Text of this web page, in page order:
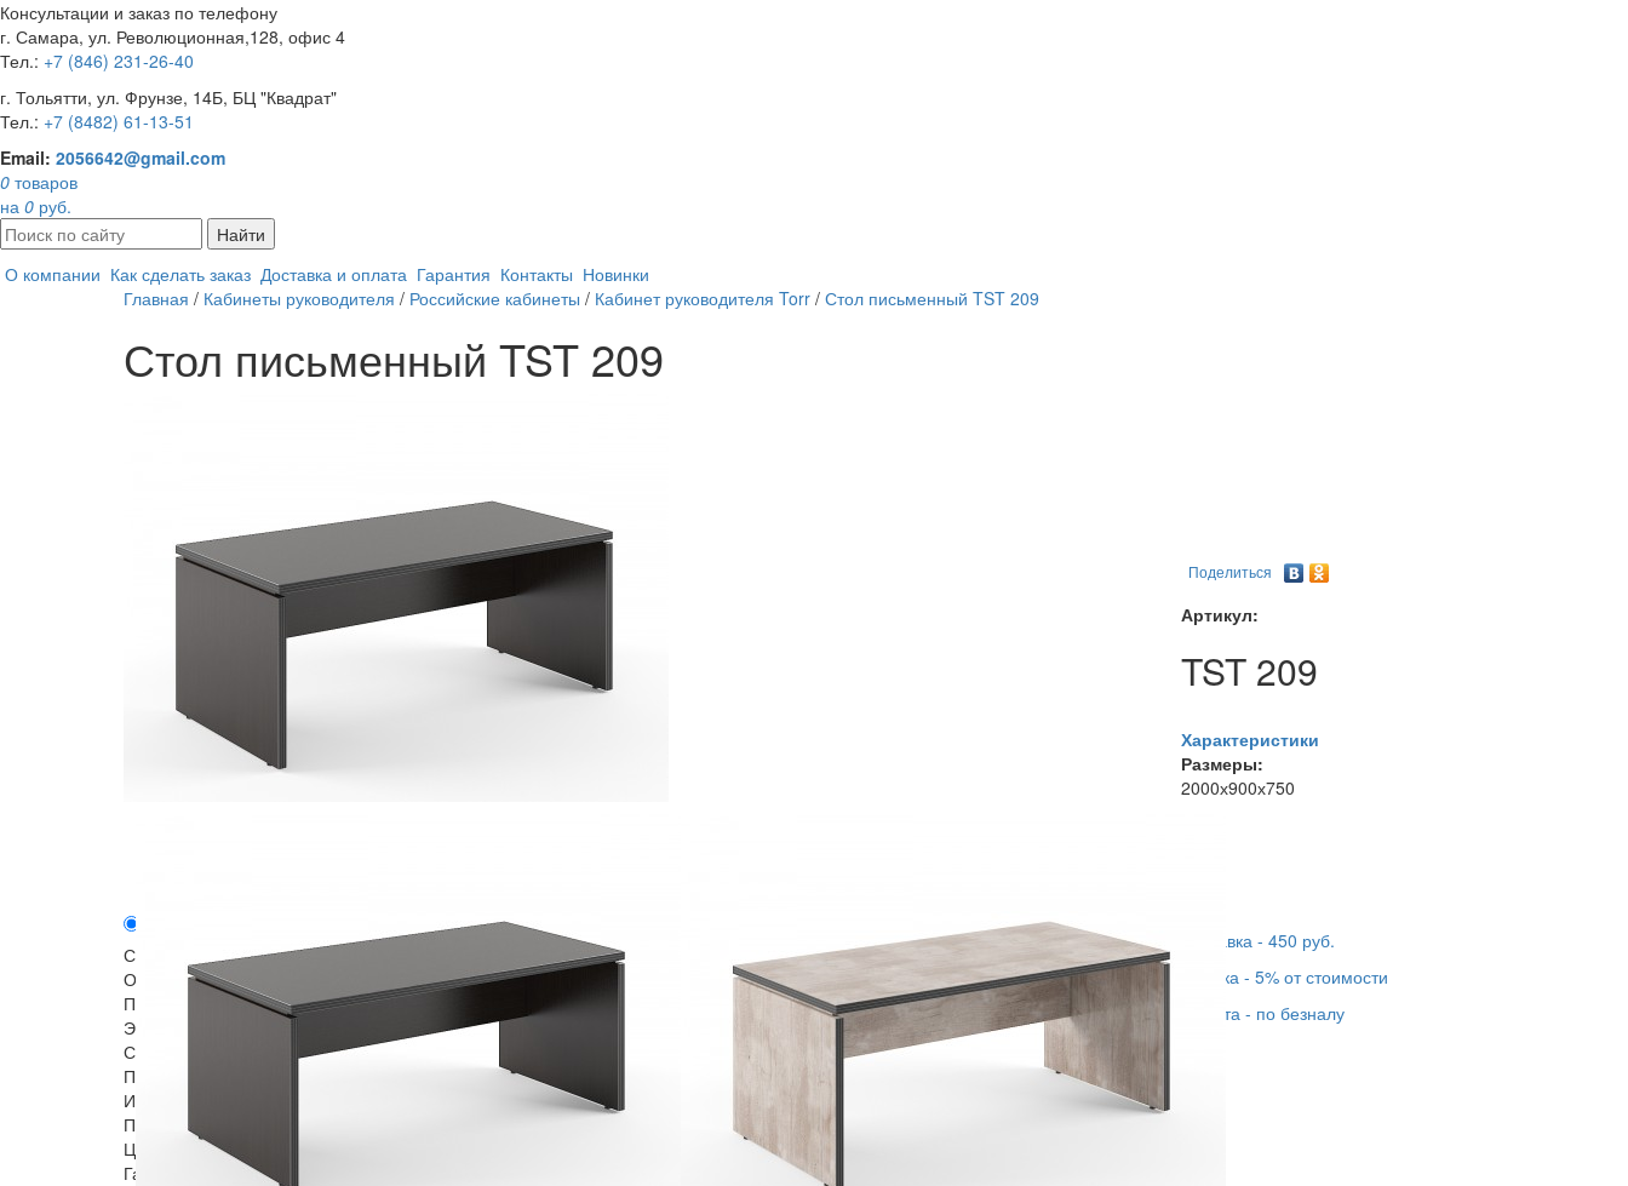
Консультации и заказ по телефону
г. Самара, ул. Революционная,128, офис 4
Тел.: +7 (846) 231-26-40
г. Тольятти, ул. Фрунзе, 14Б, БЦ "Квадрат"
Тел.: +7 (8482) 61-13-51
Email: 2056642@gmail.com
0 товаров
на 0 руб.
Найти
О компании Как сделать заказ Доставка и оплата Гарантия Контакты Новинки
Главная / Кабинеты руководителя / Российские кабинеты / Кабинет руководителя Torr / Стол письменный TST 209
Стол письменный TST 209
Столешница, боковые опоры – ЛДСП 38 мм c глянцевой акриловой кромкой 3D
Особенности:
Прямоугольная форма
Экран стола из ЛДСП 18 мм
Собирается с использованием эксцентриковой стяжки
Понятная инструкция и необходимая фурнитура для сборки в комплекте
Имеет регулировочные опоры
Поставляется в разобранном виде, упакован в гофрокартон
Цвет: Венге Магия, Дуб Каньон
Гарантия: 18 месяцев.
Поделиться
Артикул:
TST 209
Характеристики
Размеры:
2000х900х750
Доставка - 450 руб.
Сборка - 5% от стоимости
Оплата - по безналу